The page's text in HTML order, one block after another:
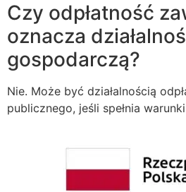
Czy odpłatność
oznacza
gospodarczą?
Nie. Może być działalnością
publicznego, jeśli spełnia